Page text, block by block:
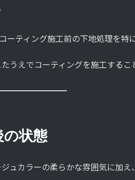
ーティング施工前の下地処理を特
うえでコーティングを施工するこ
の状態
ュカラーの柔らかな雰囲気に加